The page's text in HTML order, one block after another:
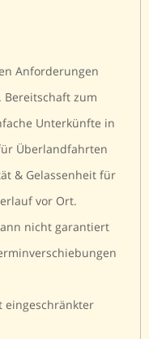
Anforderungen
zum
Unterkünfte in
Überlandfahrten
& Gelassenheit für
vor Ort.
nicht garantiert
eingeschränkter